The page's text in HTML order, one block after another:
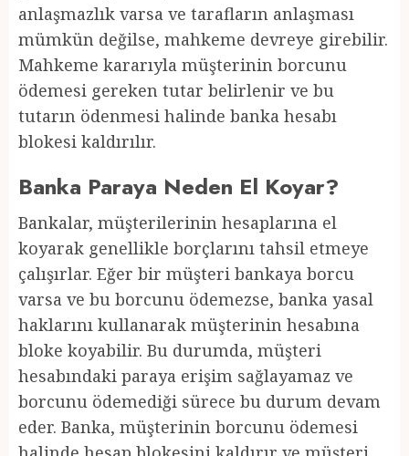
anlaşmazlık varsa ve tarafların anlaşması
mümkün değilse, mahkeme devreye girebilir.
Mahkeme kararıyla müşterinin borcunu
ödemesi gereken tutar belirlenir ve bu
tutarın ödenmesi halinde banka hesabı
blokesi kaldırılır.
Banka Paraya Neden El Koyar?
Bankalar, müşterilerinin hesaplarına el
koyarak genellikle borçlarını tahsil etmeye
çalışırlar. Eğer bir müşteri bankaya borcu
varsa ve bu borcunu ödemezse, banka yasal
haklarını kullanarak müşterinin hesabına
bloke koyabilir. Bu durumda, müşteri
hesabındaki paraya erişim sağlayamaz ve
borcunu ödemediği sürece bu durum devam
eder. Banka, müşterinin borcunu ödemesi